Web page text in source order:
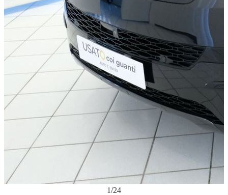
1/24